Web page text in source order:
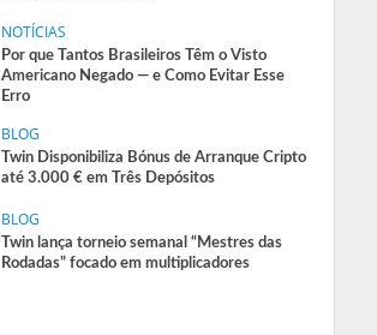
NOTÍCIAS
Por que Tantos Brasileiros Têm o Visto
Americano Negado — e Como Evitar Esse
Erro
BLOG
Twin Disponibiliza Bónus de Arranque Cripto
até 3.000 € em Três Depósitos
BLOG
Twin lança torneio semanal “Mestres das
Rodadas” focado em multiplicadores